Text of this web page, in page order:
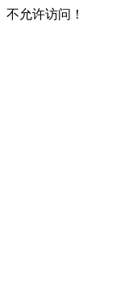
不允许访问！